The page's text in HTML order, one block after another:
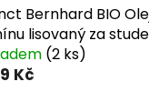
Bernhard BIO
lisovaný za
(2 ks)
Kč